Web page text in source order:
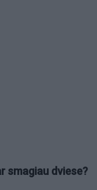
smagiau dviese?